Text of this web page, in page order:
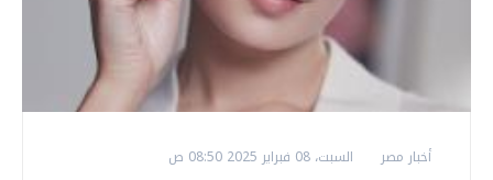
أخبار مصر السبت، 08 فبراير 2025 08:50 ص